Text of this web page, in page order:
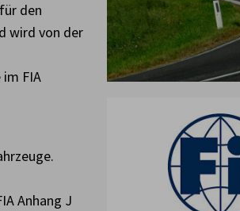
den
wird von der
FIA
Anhang J